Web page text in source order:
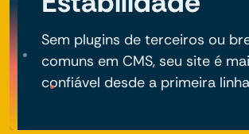
Sem plugins de terceiros ou
comuns em CMS, seu site é
confiável desde a primeira